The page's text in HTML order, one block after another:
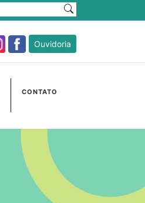
Ouvidoria
CONTATO